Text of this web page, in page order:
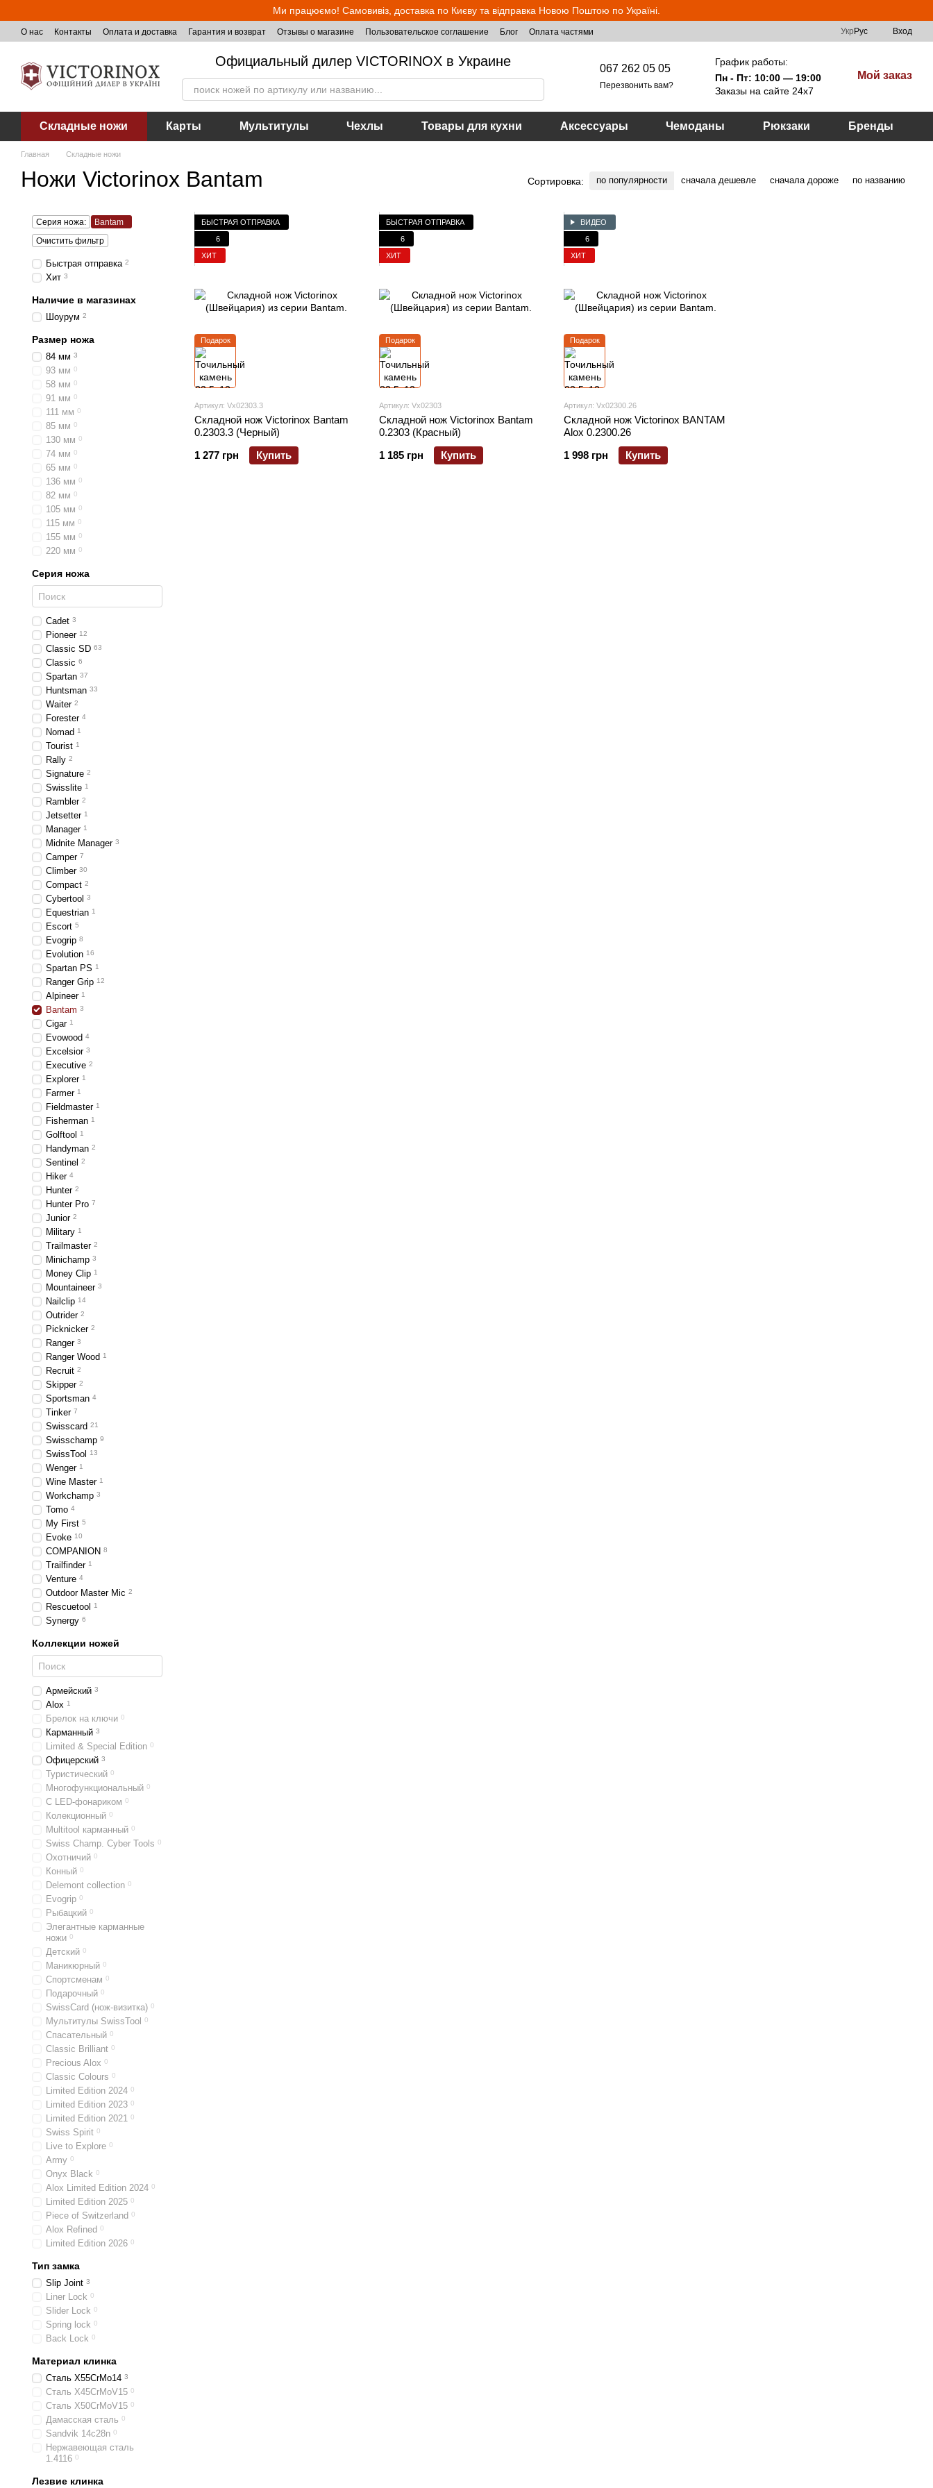
Ми працюємо! Самовивіз, доставка по Києву та відправка Новою Поштою по Україні.
О нас Контакты Оплата и доставка Гарантия и возврат Отзывы о магазине Пользовательское соглашение Блог Оплата частями Укр Рус Вход
Официальный дилер VICTORINOX в Украине 067 262 05 05
Перезвонить вам?
График работы:
Пн - Пт: 10:00 — 19:00
Заказы на сайте 24х7
Мой заказ
Складные ножи Карты Мультитулы Чехлы Товары для кухни Аксессуары Чемоданы Рюкзаки Бренды
Главная Складные ножи
Ножи Victorinox Bantam Сортировка: по популярности сначала дешевле сначала дороже по названию
Подарок
БЫСТРАЯ ОТПРАВКА
6
ХИТ
Артикул: Vx02303.3
Складной нож Victorinox Bantam
0.2303.3 (Черный)
1 277 грн
Купить
Подарок
БЫСТРАЯ ОТПРАВКА
6
ХИТ
Артикул: Vx02303
Складной нож Victorinox Bantam
0.2303 (Красный)
1 185 грн
Купить
Подарок
ВИДЕО
6
ХИТ
Артикул: Vx02300.26
Складной нож Victorinox BANTAM
Alox 0.2300.26
1 998 грн
Купить
Серия ножа:
Bantam
Очистить фильтр
Быстрая отправка 2
Хит 3
Наличие в магазинах
Шоурум 2
Размер ножа
84 мм 3
93 мм 0
58 мм 0
91 мм 0
111 мм 0
85 мм 0
130 мм 0
74 мм 0
65 мм 0
136 мм 0
82 мм 0
105 мм 0
115 мм 0
155 мм 0
220 мм 0
Серия ножа
Cadet 3
Pioneer 12
Classic SD 63
Classic 6
Spartan 37
Huntsman 33
Waiter 2
Forester 4
Nomad 1
Tourist 1
Rally 2
Signature 2
Swisslite 1
Rambler 2
Jetsetter 1
Manager 1
Midnite Manager 3
Camper 7
Climber 30
Compact 2
Cybertool 3
Equestrian 1
Escort 5
Evogrip 8
Evolution 16
Spartan PS 1
Ranger Grip 12
Alpineer 1
Bantam 3
Cigar 1
Evowood 4
Excelsior 3
Executive 2
Explorer 1
Farmer 1
Fieldmaster 1
Fisherman 1
Golftool 1
Handyman 2
Sentinel 2
Hiker 4
Hunter 2
Hunter Pro 7
Junior 2
Military 1
Trailmaster 2
Minichamp 3
Money Clip 1
Mountaineer 3
Nailclip 14
Outrider 2
Picknicker 2
Ranger 3
Ranger Wood 1
Recruit 2
Skipper 2
Sportsman 4
Tinker 7
Swisscard 21
Swisschamp 9
SwissTool 13
Wenger 1
Wine Master 1
Workchamp 3
Tomo 4
My First 5
Evoke 10
COMPANION 8
Trailfinder 1
Venture 4
Outdoor Master Mic 2
Rescuetool 1
Synergy 6
Коллекции ножей
Армейский 3
Alox 1
Брелок на ключи 0
Карманный 3
Limited & Special Edition 0
Офицерский 3
Туристический 0
Многофункциональный 0
С LED-фонариком 0
Колекционный 0
Multitool карманный 0
Swiss Champ. Cyber Tools 0
Охотничий 0
Конный 0
Delemont collection 0
Evogrip 0
Рыбацкий 0
Элегантные карманные
ножи 0
Детский 0
Маникюрный 0
Спортсменам 0
Подарочный 0
SwissCard (нож-визитка) 0
Мультитулы SwissTool 0
Спасательный 0
Classic Brilliant 0
Precious Alox 0
Classic Colours 0
Limited Edition 2024 0
Limited Edition 2023 0
Limited Edition 2021 0
Swiss Spirit 0
Live to Explore 0
Army 0
Onyx Black 0
Alox Limited Edition 2024 0
Limited Edition 2025 0
Piece of Switzerland 0
Alox Refined 0
Limited Edition 2026 0
Тип замка
Slip Joint 3
Liner Lock 0
Slider Lock 0
Spring lock 0
Back Lock 0
Материал клинка
Сталь X55CrMo14 3
Сталь X45CrMoV15 0
Сталь X50CrMoV15 0
Дамасская сталь 0
Sandvik 14c28n 0
Нержавеющая сталь
1.4116 0
Лезвие клинка